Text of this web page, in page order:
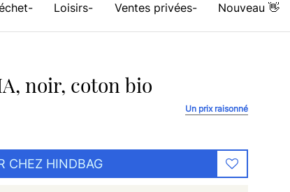
Loisirs Ventes privées Nouveau 👋
noir, coton bio
Un prix raisonné
CHEZ HINDBAG